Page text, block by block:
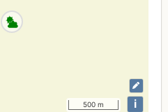
500 m i